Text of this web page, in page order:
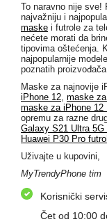
To naravno nije sve!
najvažniju i
maske i futrole za
nećete morati da
tipovima oštećenja.
najpopularnije
poznatih
Maske za najnovije
iPhone 12, maske
maske za iPhone 12
opremu za razne
Galaxy S21 Ultra 5G
Huawei P30 Pro
Uživajte u kupovini,
MyTrendyPhone tim
Korisnički
Čet od 10:00